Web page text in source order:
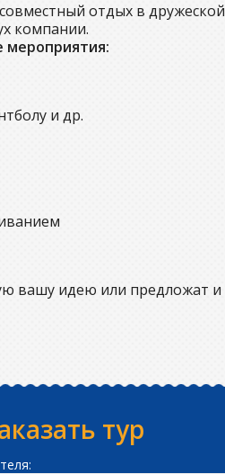
отдых в
компании.
мероприятия:
и др.
вашу идею или предложат
тур